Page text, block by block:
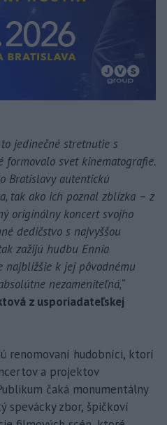
jedinečné stretnutie s
formovalo svet kinematografie.
Bratislavy autentickú
tak ako ich poznal zblízka – z
originálny koncert svojho
dedičstvo s najvyššou
zažijú hudbu Ennia
najbližšie k jej pôvodnému
nezameniteľná,“
z usporiadateľskej
renomovaní hudobníci, ktorí
a projektov
čaká monumentálny
spevácky zbor, špičkoví